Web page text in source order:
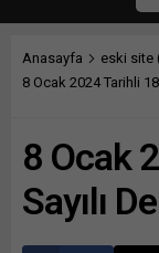
Anasayfa eski site
8 Ocak 2024 Tarihli
8 Ocak
Sayılı